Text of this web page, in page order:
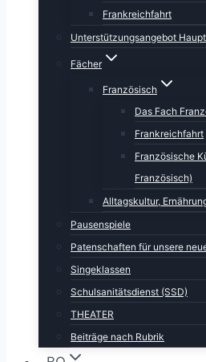
Frankreichfahrt
Unterstützungsangebot
Fächer
Französisch
Das Fach
Frankreichfahrt
Französische
Französisch)
Alltagskultur,
Pausenspiele
Patenschaften für unsere
Singeklassen
Schulsanitätsdienst (SSD)
THEATER
Beiträge nach Rubrik